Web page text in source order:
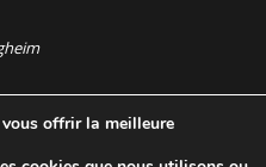
- 18h
- 19h
offrir la meilleure